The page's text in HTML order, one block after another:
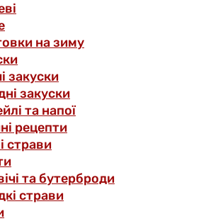
на зиму
закуски
закуски
та напої
рецепти
страви
та бутерброди
страви